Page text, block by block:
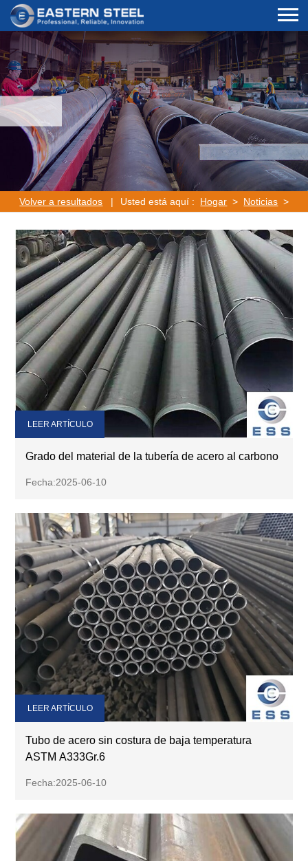
Volver a resultados | Usted está aquí : Hogar > Noticias >
Grado del material de la tubería de acero al carbono
Fecha:2025-06-10
LEER ARTÍCULO
Tubo de acero sin costura de baja temperatura
ASTM A333Gr.6
Fecha:2025-06-10
LEER ARTÍCULO